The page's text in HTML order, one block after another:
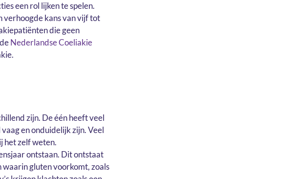
een rol lijken te spelen.
verhoogde kans van vijf tot
die geen
Nederlandse Coeliakie
zijn. De één heeft veel
en onduidelijk zijn. Veel
het zelf weten.
ontstaan. Dit ontstaat
gluten voorkomt, zoals